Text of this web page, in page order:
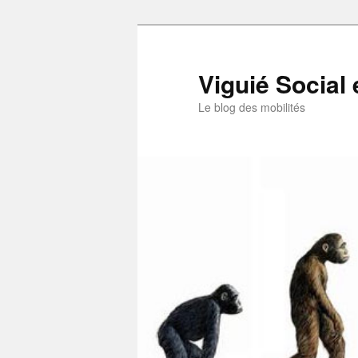
Viguié Social
Le blog des mobilités